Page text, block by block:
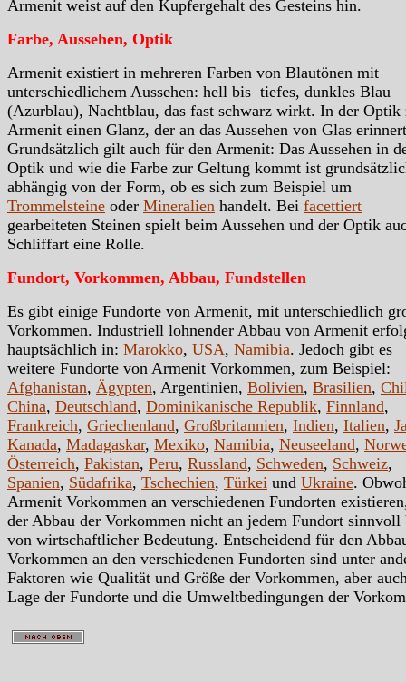
Armenit weist auf den Kupfergehalt des Gesteins hin.
Farbe, Aussehen, Optik
Armenit existiert in mehreren Farben von Blautönen mit
unterschiedlichem Aussehen: hell bis tiefes, dunkles Blau
(Azurblau), Nachtblau, das fast schwarz wirkt. In der Optik
Armenit einen Glanz, der an das Aussehen von Glas
Grundsätzlich gilt auch für den Armenit: Das Aussehen in
Optik und wie die Farbe zur Geltung kommt ist
abhängig von der Form, ob es sich zum Beispiel um
Trommelsteine oder Mineralien handelt. Bei facettiert
gearbeiteten Steinen spielt beim Aussehen und der Optik
Schliffart eine Rolle.
Fundort, Vorkommen, Abbau, Fundstellen
Es gibt einige Fundorte von Armenit, mit unterschiedlich
Vorkommen. Industriell lohnender Abbau von Armenit
hauptsächlich in: Marokko, USA, Namibia. Jedoch gibt es
weitere Fundorte von Armenit Vorkommen, zum Beispiel:
Afghanistan, Ägypten, Argentinien, Bolivien, Brasilien,
China, Deutschland, Dominikanische Republik, Finnland,
Frankreich, Griechenland, Großbritannien, Indien, Italien,
Kanada, Madagaskar, Mexiko, Namibia, Neuseeland,
Österreich, Pakistan, Peru, Russland, Schweden, Schweiz,
Spanien, Südafrika, Tschechien, Türkei und Ukraine.
Armenit Vorkommen an verschiedenen Fundorten
der Abbau der Vorkommen nicht an jedem Fundort sinnvoll
von wirtschaftlicher Bedeutung. Entscheidend für den
Vorkommen an den verschiedenen Fundorten sind unter
Faktoren wie Qualität und Größe der Vorkommen, aber
Lage der Fundorte und die Umweltbedingungen der